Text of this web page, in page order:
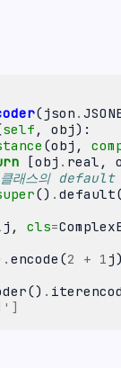
(json .
self , obj):
(obj ,
[obj . real ,
래스의 default
() . default
j , cls=
. encode (2 + 1 j)
() .